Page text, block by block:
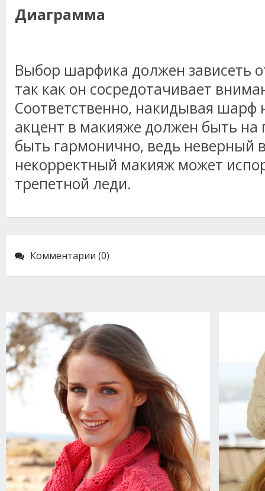
Диаграмма
Выбор шарфика должен зависеть
так как он сосредотачивает
Соответственно, накидывая шарф
акцент в макияже должен быть на
быть гармонично, ведь неверный
некорректный макияж может
трепетной леди.
Комментарии (0)